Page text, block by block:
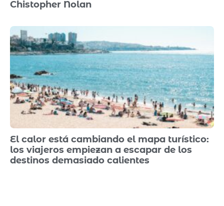
Chistopher Nolan
El calor está cambiando el mapa turístico:
los viajeros empiezan a escapar de los
destinos demasiado calientes